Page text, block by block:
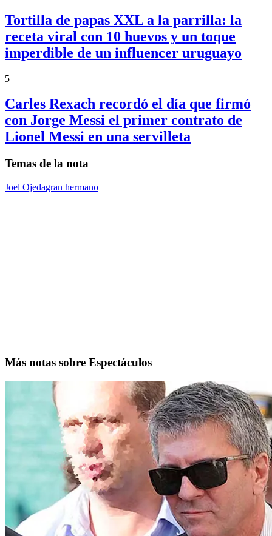
Tortilla de papas XXL a la parrilla: la
receta viral con 10 huevos y un toque
imperdible de un influencer uruguayo
5
Carles Rexach recordó el día que firmó
con Jorge Messi el primer contrato de
Lionel Messi en una servilleta
Temas de la nota
Joel Ojedagran hermano
Más notas sobre Espectáculos